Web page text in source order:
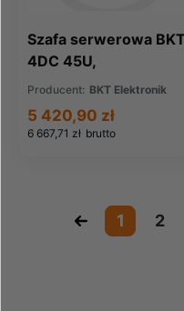
Szafa serwerowa BKT
4DC 45U,
600/1000/2120,
szer./gł./wys. mm.,
drzwi przednie i tylne
nośność 1500 kg )
Producent: BKT Elektronik
6 667,71 zł brutto
5 420,90 zł
« 1 2